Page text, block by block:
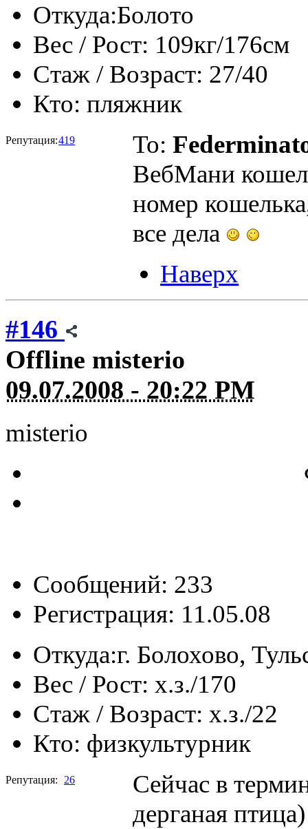
Откуда:Болото
Вес / Рост: 109кг/176см
Стаж / Возраст: 27/40
Кто: пляжник
Репутация:419 To:
ВебМани
номер
все дела
Наверх
#146
Offline misterio
09.07.2008 - 20:22 PM
misterio
Сообщений: 233
Регистрация: 11.05.08
Откуда:г. Болохово,
Вес / Рост: х.з./170
Стаж / Возраст: х.з./22
Кто: физкультурник
Репутация: 26
Сейчас в
дерганая